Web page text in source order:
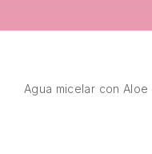
Agua micelar con